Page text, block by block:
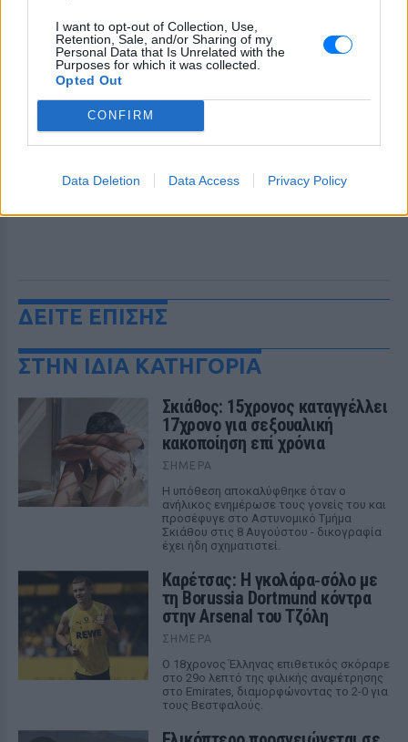
I want to opt-out of Collection, Use,
Retention, Sale, and/or Sharing of my
Personal Data that Is Unrelated with the
Purposes for which it was collected.
Opted Out
CONFIRM
Data Deletion Data Access Privacy Policy
ΔΕΙΤΕ ΕΠΙΣΗΣ
ΣΤΗΝ ΙΔΙΑ ΚΑΤΗΓΟΡΙΑ
Σκιάθος: 15χρονος καταγγέλλει
17χρονο για σεξουαλική
κακοποίηση επί χρόνια
ΣΉΜΕΡΑ
Η υπόθεση αποκαλύφθηκε όταν ο
ανήλικος ενημέρωσε τους γονείς του και
προσέφυγε στο Αστυνομικό Τμήμα
Σκιάθου στις 8 Αυγούστου - δικογραφία
έχει ήδη σχηματιστεί.
Καρέτσας: Η γκολάρα‑σόλο με
τη Borussia Dortmund κόντρα
στην Arsenal του Τζόλη
ΣΉΜΕΡΑ
Ο 18χρονος Έλληνας επιθετικός σκόραρε
στο 29ο λεπτό της φιλικής αναμέτρησης
στο Emirates, διαμορφώνοντας το 2-0 για
τους Βεστφαλούς.